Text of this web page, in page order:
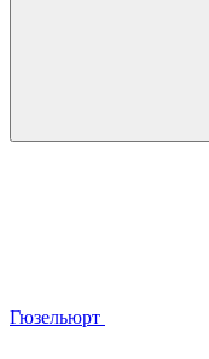
Гюзельюрт